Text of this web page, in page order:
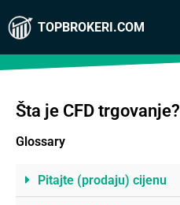
TOPBROKERI.COM
Šta je CFD trgovanje?
Glossary
Pitajte (prodaju) cijenu